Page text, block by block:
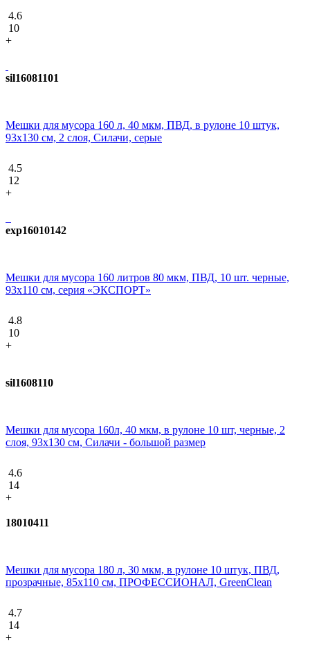
4.6
10
+
sil16081101
Мешки для мусора 160 л, 40 мкм, ПВД, в рулоне 10 штук,
93х130 см, 2 слоя, Силачи, серые
4.5
12
+
exp16010142
Мешки для мусора 160 литров 80 мкм, ПВД, 10 шт. черные,
93х110 см, серия «ЭКСПОРТ»
4.8
10
+
sil1608110
Мешки для мусора 160л, 40 мкм, в рулоне 10 шт, черные, 2
слоя, 93х130 см, Силачи - большой размер
4.6
14
+
18010411
Мешки для мусора 180 л, 30 мкм, в рулоне 10 штук, ПВД,
прозрачные, 85х110 см, ПРОФЕССИОНАЛ, GreenClean
4.7
14
+